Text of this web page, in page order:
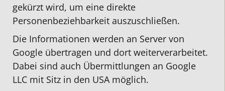
gekürzt wird, um eine direkte
Personenbeziehbarkeit auszuschließen.
Die Informationen werden an Server von
Google übertragen und dort weiterverarbeitet.
Dabei sind auch Übermittlungen an Google
LLC mit Sitz in den USA möglich.